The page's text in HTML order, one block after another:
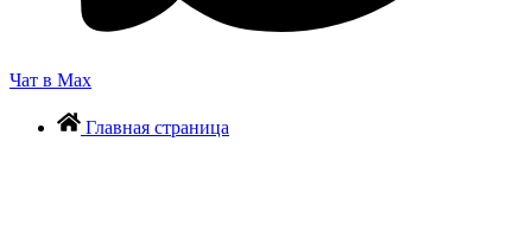
Чат в Max
Главная страница